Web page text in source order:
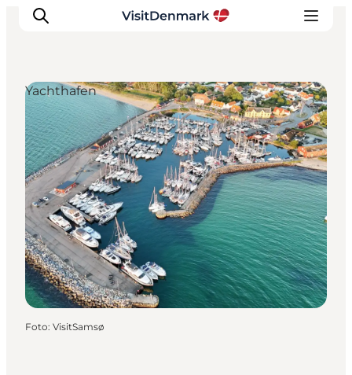
Inspiration
Regionen
Erlebnisse
Unterkünfte
Reiseplanung
Yachthafen
Foto: VisitSamsø